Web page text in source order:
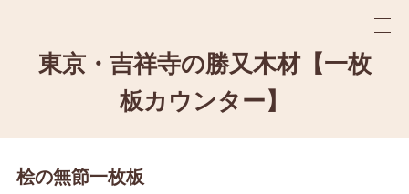
東京・吉祥寺の勝又木材【一枚
板カウンター】
桧の無節一枚板